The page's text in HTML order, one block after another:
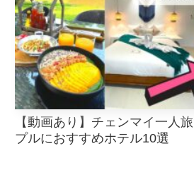
【動画あり】チェンマイ一人
プルにおすすめホテル10選